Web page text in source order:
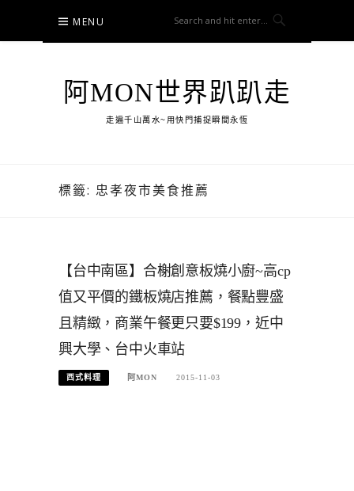
content
MENU
阿MON世界趴趴走
走遍千山萬水~用快門捕捉瞬間永恆
標籤: 忠孝夜市美食推薦
【台中南區】合榭創意板燒小廚~高cp
值又平價的鐵板燒店推薦，餐點豐盛
且精緻，商業午餐更只要$199，近中
興大學、台中火車站
西式料理 阿MON 2015-11-03